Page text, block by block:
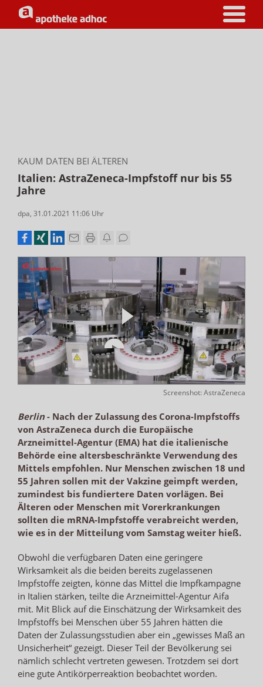
KAUM DATEN BEI ÄLTEREN
Italien: AstraZeneca-Impfstoff nur bis 55
Jahre
dpa, 31.01.2021 11:06 Uhr
Screenshot: AstraZeneca
Berlin- Nach der Zulassung des Corona-Impfstoffs
von AstraZeneca durch die Europäische
Arzneimittel-Agentur (EMA) hat die italienische
Behörde eine altersbeschränkte Verwendung des
Mittels empfohlen. Nur Menschen zwischen 18 und
55 Jahren sollen mit der Vakzine geimpft werden,
zumindest bis fundiertere Daten vorlägen. Bei
Älteren oder Menschen mit Vorerkrankungen
sollten die mRNA-Impfstoffe verabreicht werden,
wie es in der Mitteilung vom Samstag weiter hieß.
Obwohl die verfügbaren Daten eine geringere
Wirksamkeit als die beiden bereits zugelassenen
Impfstoffe zeigten, könne das Mittel die Impfkampagne
in Italien stärken, teilte die Arzneimittel-Agentur Aifa
mit. Mit Blick auf die Einschätzung der Wirksamkeit des
Impfstoffs bei Menschen über 55 Jahren hätten die
Daten der Zulassungsstudien aber ein „gewisses Maß an
Unsicherheit“ gezeigt. Dieser Teil der Bevölkerung sei
nämlich schlecht vertreten gewesen. Trotzdem sei dort
eine gute Antikörperreaktion beobachtet worden.